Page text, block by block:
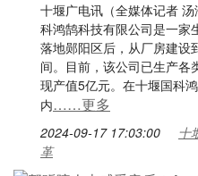
十堰广电讯（全媒体记者
科鸿鹄科技有限公司是一家
落地郧阳区后，从厂房建设
间。目前，该公司已生产各
现产值5亿元。在十堰国科
内……更多
2024-09-17 17:03:00
十
革